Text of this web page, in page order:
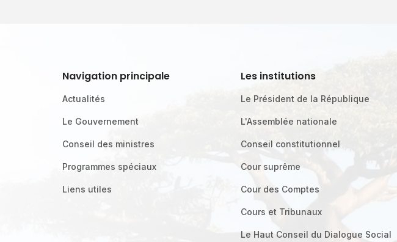
Navigation principale
Actualités
Le Gouvernement
Conseil des ministres
Programmes spéciaux
Liens utiles
Les institutions
Le Président de la République
L'Assemblée nationale
Conseil constitutionnel
Cour suprême
Cour des Comptes
Cours et Tribunaux
Le Haut Conseil du Dialogue Social